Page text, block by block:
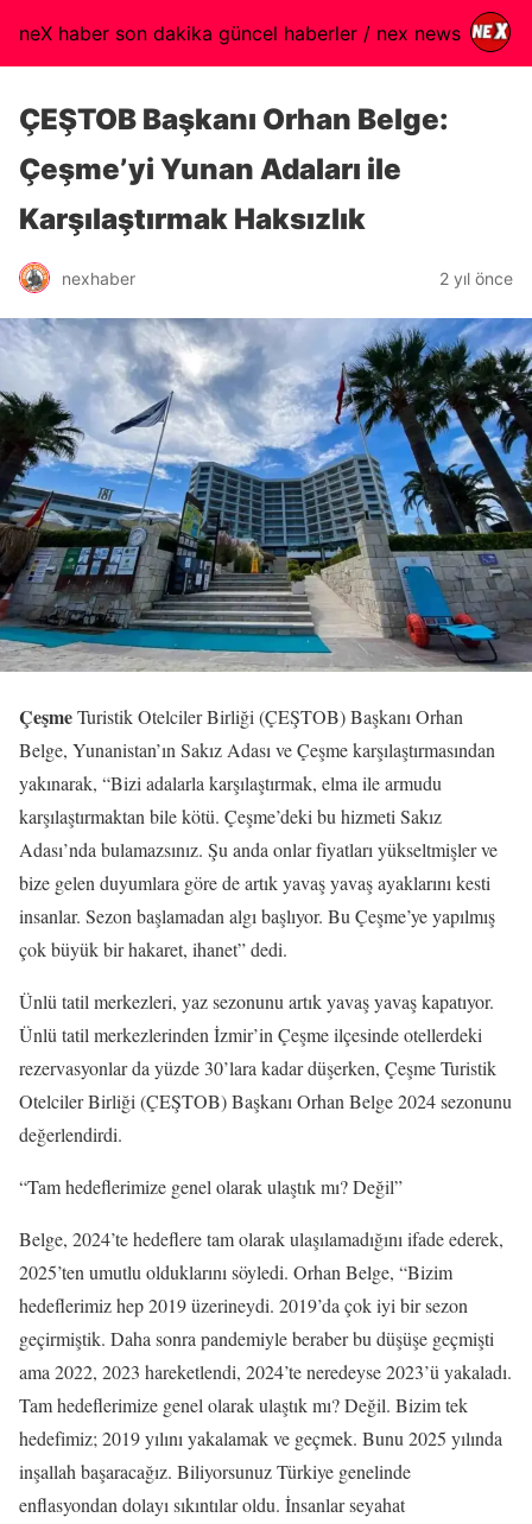
neX haber son dakika güncel haberler / nex news
ÇEŞTOB Başkanı Orhan Belge:
Çeşme’yi Yunan Adaları ile
Karşılaştırmak Haksızlık
nexhaber 2 yıl önce
ÇeşmeTuristik Otelciler Birliği (ÇEŞTOB) Başkanı Orhan
Belge, Yunanistan’ın Sakız Adası ve Çeşme karşılaştırmasından
yakınarak, “Bizi adalarla karşılaştırmak, elma ile armudu
karşılaştırmaktan bile kötü. Çeşme’deki bu hizmeti Sakız
Adası’nda bulamazsınız. Şu anda onlar fiyatları yükseltmişler ve
bize gelen duyumlara göre de artık yavaş yavaş ayaklarını kesti
insanlar. Sezon başlamadan algı başlıyor. Bu Çeşme’ye yapılmış
çok büyük bir hakaret, ihanet” dedi.
Ünlü tatil merkezleri, yaz sezonunu artık yavaş yavaş kapatıyor.
Ünlü tatil merkezlerinden İzmir’in Çeşme ilçesinde otellerdeki
rezervasyonlar da yüzde 30’lara kadar düşerken, Çeşme Turistik
Otelciler Birliği (ÇEŞTOB) Başkanı Orhan Belge 2024 sezonunu
değerlendirdi.
“Tam hedeflerimize genel olarak ulaştık mı? Değil”
Belge, 2024’te hedeflere tam olarak ulaşılamadığını ifade ederek,
2025’ten umutlu olduklarını söyledi. Orhan Belge, “Bizim
hedeflerimiz hep 2019 üzerineydi. 2019’da çok iyi bir sezon
geçirmiştik. Daha sonra pandemiyle beraber bu düşüşe geçmişti
ama 2022, 2023 hareketlendi, 2024’te neredeyse 2023’ü yakaladı.
Tam hedeflerimize genel olarak ulaştık mı? Değil. Bizim tek
hedefimiz; 2019 yılını yakalamak ve geçmek. Bunu 2025 yılında
inşallah başaracağız. Biliyorsunuz Türkiye genelinde
enflasyondan dolayı sıkıntılar oldu. İnsanlar seyahat